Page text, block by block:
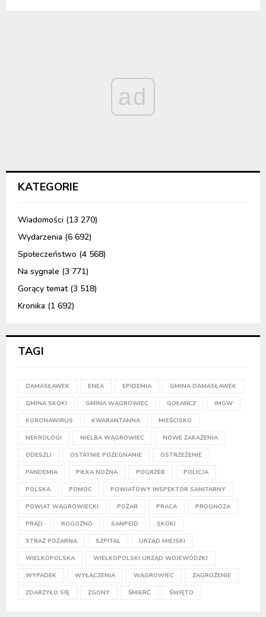
ad
KATEGORIE
Wiadomości (13 270)
Wydarzenia (6 692)
Społeczeństwo (4 568)
Na sygnale (3 771)
Gorący temat(3 518)
Kronika (1 692)
TAGI
DAMASŁAWEK ENEA EPIDEMIA GMINA DAMASŁAWEK
GMINA SKOKI GMINA WĄGROWIEC GOŁAŃCZ IMGW
KORONAWIRUS KWARANTANNA MIEŚCISKO
NEKROLOGI NIELBA WĄGROWIEC NOWE ZAKAŻENIA
ODESZLI OSTATNIE POŻEGNANIE OSTRZEŻENIE
PANDEMIA PIŁKA NOŻNA POGRZEB POLICJA
POLSKA POMOC POWIATOWY INSPEKTOR SANITARNY
POWIAT WĄGROWIECKI POŻAR PRACA PROGNOZA
PRĄD ROGOŹNO SANPEID SKOKI
STRAŻ POŻARNA SZPITAL URZĄD MIEJSKI
WIELKOPOLSKA WIELKOPOLSKI URZĄD WOJEWÓDZKI
WYPADEK WYŁĄCZENIA WĄGROWIEC ZAGROŻENIE
ZDARZYŁO SIĘ ZGONY ŚMIERĆ ŚWIĘTO